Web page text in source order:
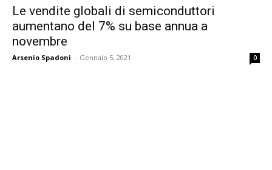
Le vendite globali di semiconduttori
aumentano del 7% su base annua a
novembre
Arsenio Spadoni - Gennaio 5, 2021 0